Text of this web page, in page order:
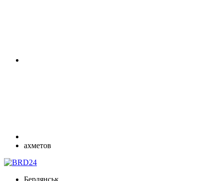
ахметов